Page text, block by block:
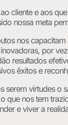
cliente e aos
nossa meta
nos
por
resultados
êxitos e
serem virtudes o
que nos tem
e viver a